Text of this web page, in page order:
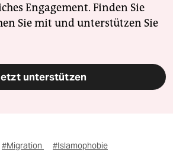
Engagement. Finden Sie
Sie mit und unterstützen Sie
unterstützen
#Migration
#Islamophobie